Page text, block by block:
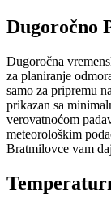
Dugoročno
Dugoročna
za planiranje
samo za pripremu
prikazan sa
verovatnoćom
meteorološkim
Bratmilovce vam